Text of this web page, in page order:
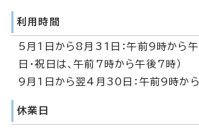
利用時間
5月1日から8月31日：午前9時から午
日・祝日は、午前7時から午後7時）
9月1日から翌4月30日：午前9時か
休業日